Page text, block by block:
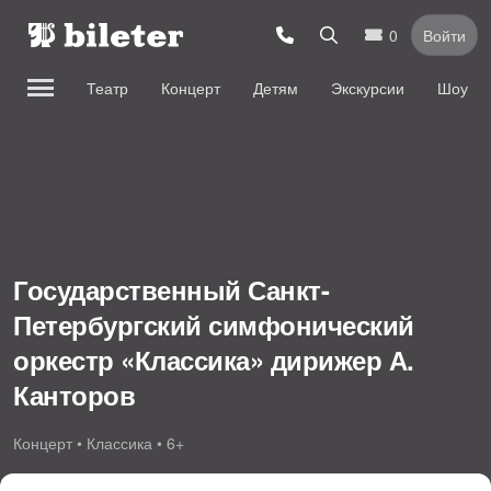
0 Войти
Театр Концерт Детям Экскурсии Шоу
Государственный Санкт-
Петербургский симфонический
оркестр «Классика» дирижер А.
Канторов
Концерт • Классика • 6+